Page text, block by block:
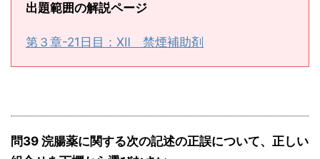
出題範囲の解説ページ
第３章-21日目：Ⅻ 禁煙補助剤
問39 浣腸薬に関する次の記述の正誤について、正しい